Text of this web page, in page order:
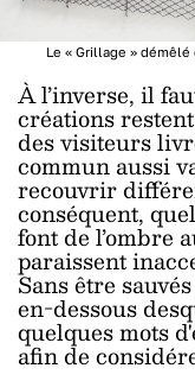
Le « Grillage »
À l’inverse, il
créations
des visiteurs
commun aussi
recouvrir
conséquent,
font de l’ombre
paraissent
Sans être
en-dessous
quelques mots
afin de